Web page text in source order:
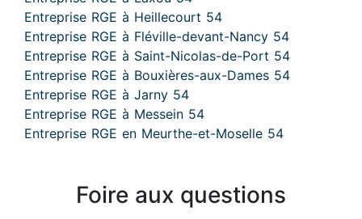
Entreprise RGE à Heillecourt 54
Entreprise RGE à Fléville-devant-Nancy 54
Entreprise RGE à Saint-Nicolas-de-Port 54
Entreprise RGE à Bouxières-aux-Dames 54
Entreprise RGE à Jarny 54
Entreprise RGE à Messein 54
Entreprise RGE en Meurthe-et-Moselle 54
Foire aux questions